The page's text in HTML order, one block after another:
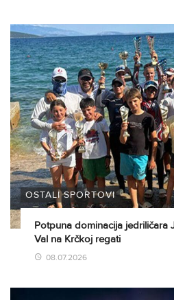
OSTALI SPORTOVI
Potpuna dominacija jedriličara
Val na Krčkoj regati
08.07.2026